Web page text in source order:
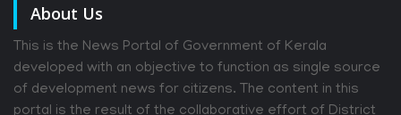
About Us
This is the News Portal of Government of Kerala
developed with an objective to function as single source
of development news for citizens. The content in this